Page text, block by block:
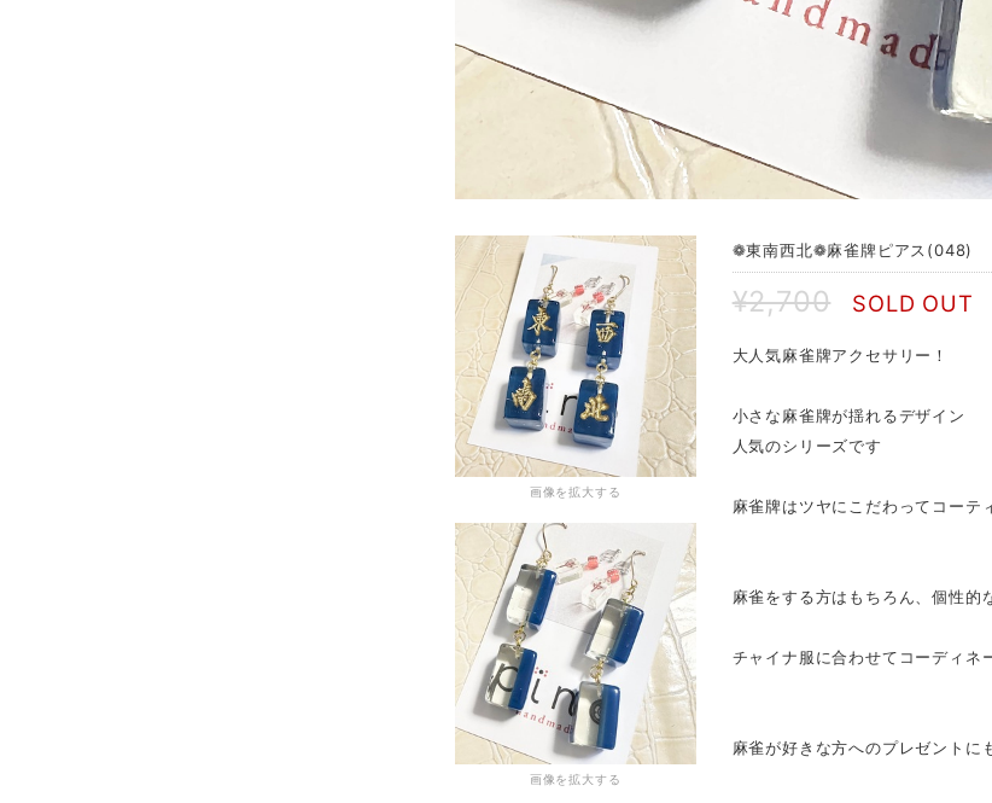
画像を拡大する
画像を拡大する
❁ 東南西北❁ 麻雀牌ピアス(048)
¥2,700 SOLD OUT
大人気麻雀牌アクセサリー！
小さな麻雀牌が揺れるデザイン
人気のシリーズです
麻雀牌はツヤにこだわってコーテ
麻雀をする方はもちろん、個性的
チャイナ服に合わせてコーディ
麻雀が好きな方へのプレゼントに